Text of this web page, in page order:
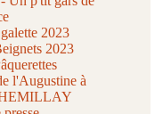
2023
2023
l'Augustine à